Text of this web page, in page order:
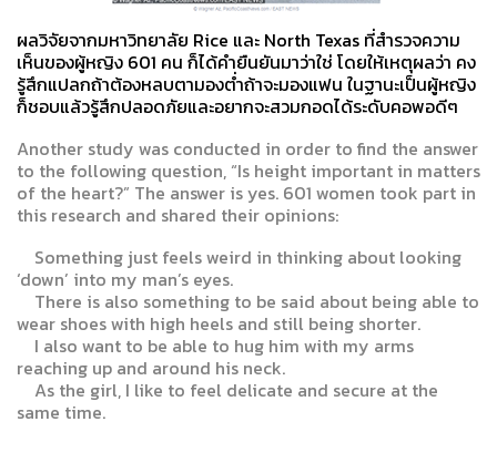
ผลวิจัยจากมหาวิทยาลัย Rice และ North Texas ที่สำรวจความ
เห็นของผู้หญิง 601 คน ก็ได้คำยืนยันมาว่าใช่ โดยให้เหตุผลว่า คง
รู้สึกแปลกถ้าต้องหลบตามองต่ำถ้าจะมองแฟน ในฐานะเป็นผู้หญิง
ก็ชอบแล้วรู้สึกปลอดภัยและอยากจะสวมกอดได้ระดับคอพอดีๆ
Another study was conducted in order to find the answer
to the following question, “Is height important in matters
of the heart?” The answer is yes. 601 women took part in
this research and shared their opinions:
Something just feels weird in thinking about looking
‘down’ into my man’s eyes.
There is also something to be said about being able to
wear shoes with high heels and still being shorter.
I also want to be able to hug him with my arms
reaching up and around his neck.
As the girl, I like to feel delicate and secure at the
same time.